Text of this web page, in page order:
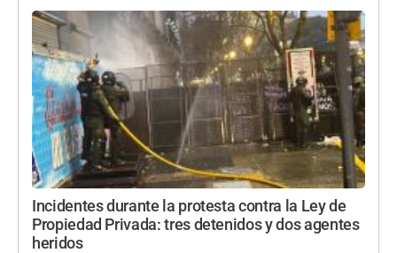
Incidentes durante la protesta contra la Ley de
Propiedad Privada: tres detenidos y dos agentes
heridos